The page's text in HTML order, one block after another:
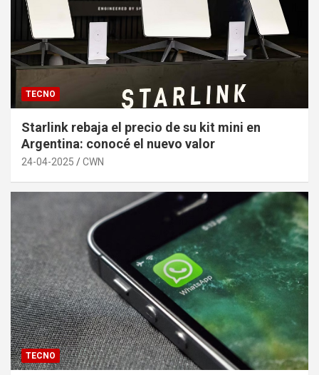
TECNO
Starlink rebaja el precio de su kit mini en
Argentina: conocé el nuevo valor
24-04-2025 CWN
TECNO